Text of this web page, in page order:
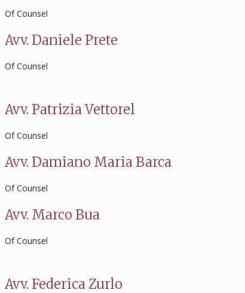
Of Counsel
Avv. Daniele Prete
Of Counsel
Avv. Patrizia Vettorel
Of Counsel
Avv. Damiano Maria Barca
Of Counsel
Avv. Marco Bua
Of Counsel
Avv. Federica Zurlo